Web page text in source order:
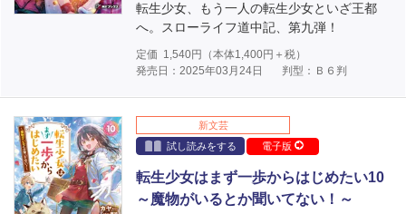
転生少女、もう一人の転生少女といざ王都
へ。スローライフ道中記、第九弾！
定価 1,540円（本体1,400円＋税）
発売日：2025年03月24日
判型：Ｂ６判
新文芸
試し読みをする
電子版
転生少女はまず一歩からはじめたい10
～魔物がいるとか聞いてない！～